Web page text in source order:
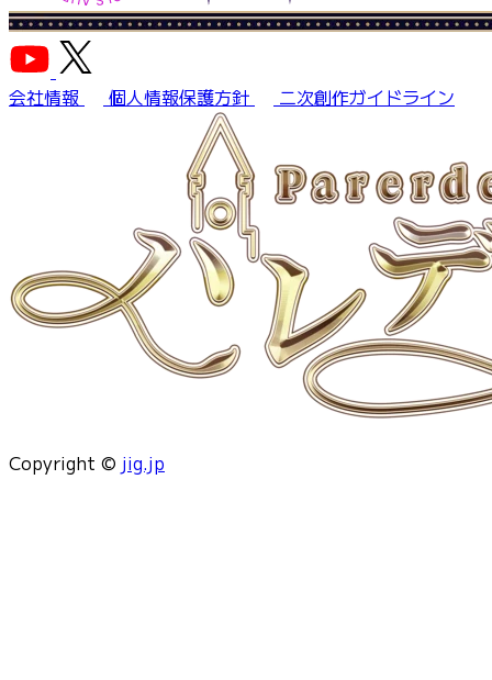
会社情報 個人情報保護方針 二次創作ガイドライン
Copyright © jig.jp